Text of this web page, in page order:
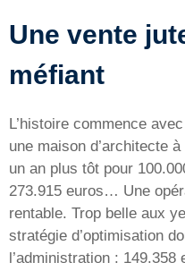
Une vente
méfiant
L’histoire commence
une maison d’architecte
un an plus tôt pour
273.915 euros… Une
rentable. Trop belle aux
stratégie d’optimisation
l’administration :